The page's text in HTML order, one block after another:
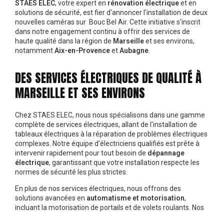
STAES ELEC, votre expert en rénovation électriqueet en
solutions de sécurité, est fier d'annoncer l'installation de deux
nouvelles caméras sur Bouc Bel Air. Cette initiative s'inscrit
dans notre engagement continu à offrir des services de
haute qualité dans la région de Marseilleet ses environs,
notammentAix-en-ProvenceetAubagne
DES SERVICES ÉLECTRIQUES DE QUALITÉ À
MARSEILLE ET SES ENVIRONS
Chez STAES ELEC, nous nous spécialisons dans une gamme
complète de services électriques, allant de l'installation de
tableaux électriques à la réparation de problèmes électriques
complexes. Notre équipe d'électriciens qualifiés est prête à
intervenir rapidement pour tout besoin de dépannage
électrique, garantissant que votre installation respecte les
normes de sécurité les plus strictes.
En plus de nos services électriques, nous offrons des
solutions avancées en automatisme et motorisation,
incluant la motorisation de portails et de volets roulants. Nos